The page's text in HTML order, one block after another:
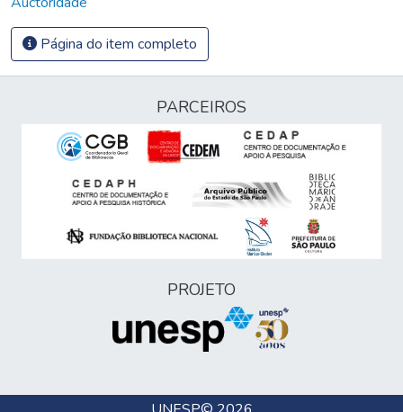
Página do item completo
PARCEIROS
PROJETO